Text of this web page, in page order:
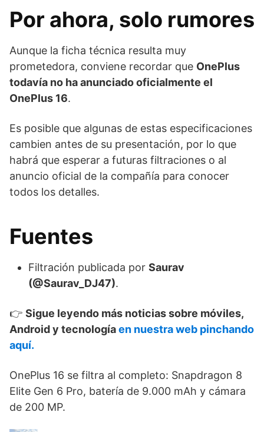
Por ahora, solo rumores
Aunque la ficha técnica resulta muy
prometedora, conviene recordar que OnePlus
todavía no ha anunciado oficialmente el
OnePlus 16.
Es posible que algunas de estas especificaciones
cambien antes de su presentación, por lo que
habrá que esperar a futuras filtraciones o al
anuncio oficial de la compañía para conocer
todos los detalles.
Fuentes
Filtración publicada por Saurav
(@Saurav_DJ47).
👉 Sigue leyendo más noticias sobre móviles,
Android y tecnologíaen nuestra web pinchando
aquí.
OnePlus 16 se filtra al completo: Snapdragon 8
Elite Gen 6 Pro, batería de 9.000 mAh y cámara
de 200 MP.